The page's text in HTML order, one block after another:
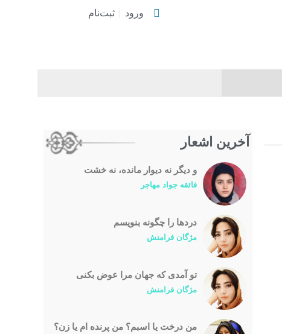
ورود ثبت‌نام
آخرین اشعار
و دیگر نه دیوار مانده، نه خشت
فائقه جواد مهاجر
درد‌ها را چگونه بنویسم
مژگان فرامنش
تو آمدی که جهان مرا عوض بکنی
مژگان فرامنش
من درخت یا اسبم؟ من پرنده ام یا زن؟